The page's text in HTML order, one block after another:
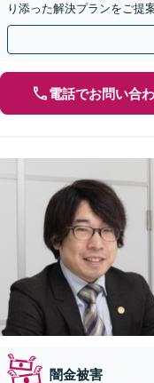
り添った解決プランをご提
問わず柔軟に対応しますの
電話でお問い合
闇金被害